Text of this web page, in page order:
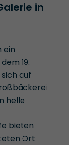
in
ein
19.
auf
helle
bieten
Ort